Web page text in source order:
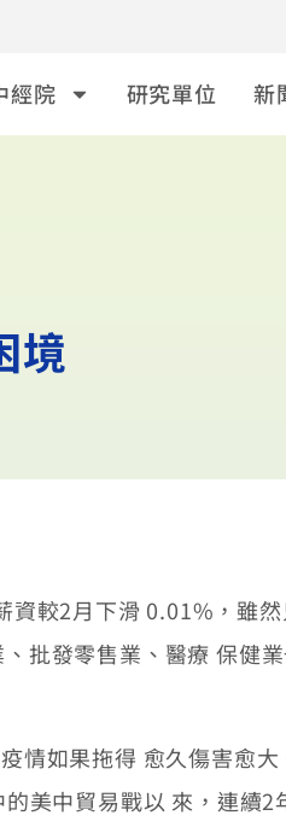
經院 研究單位 新
境
較2月下滑 0.01%，雖
批發零售業、醫療 保健
如果拖得 愈久傷害愈大
美中貿易戰以 來，連續